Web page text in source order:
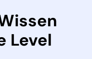
Level